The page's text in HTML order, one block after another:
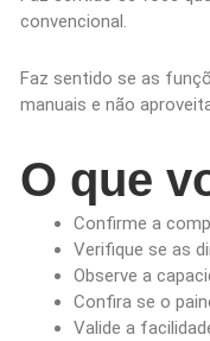
convencional.
Faz sentido se as
manuais e não
O que
Confirme a
Verifique se as
Observe a
Confira se o
Valide a